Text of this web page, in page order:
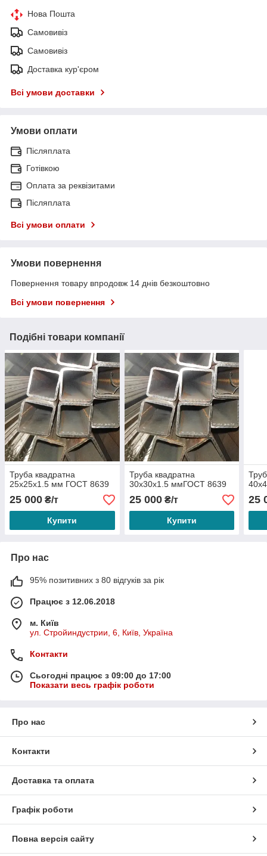
Нова Пошта
Самовивіз
Самовивіз
Доставка кур'єром
Всі умови доставки
Умови оплати
Післяплата
Готівкою
Оплата за реквізитами
Післяплата
Всі умови оплати
Умови повернення
Повернення товару впродовж 14 днів безкоштовно
Всі умови повернення
Подібні товари компанії
Труба квадратна
25х25х1.5 мм ГОСТ 8639
25 000 ₴/т
Купити
Труба квадратна
30х30х1.5 ммГОСТ 8639
25 000₴/т
Купити
25
Про нас
95% позитивних з 80 відгуків за рік
Працює з 12.06.2018
м. Київ
ул. Стройиндустрии, 6, Київ, Україна
Контакти
Сьогодні працює з 09:00 до 17:00
Показати весь графік роботи
Про нас
Контакти
Доставка та оплата
Графік роботи
Повна версія сайту